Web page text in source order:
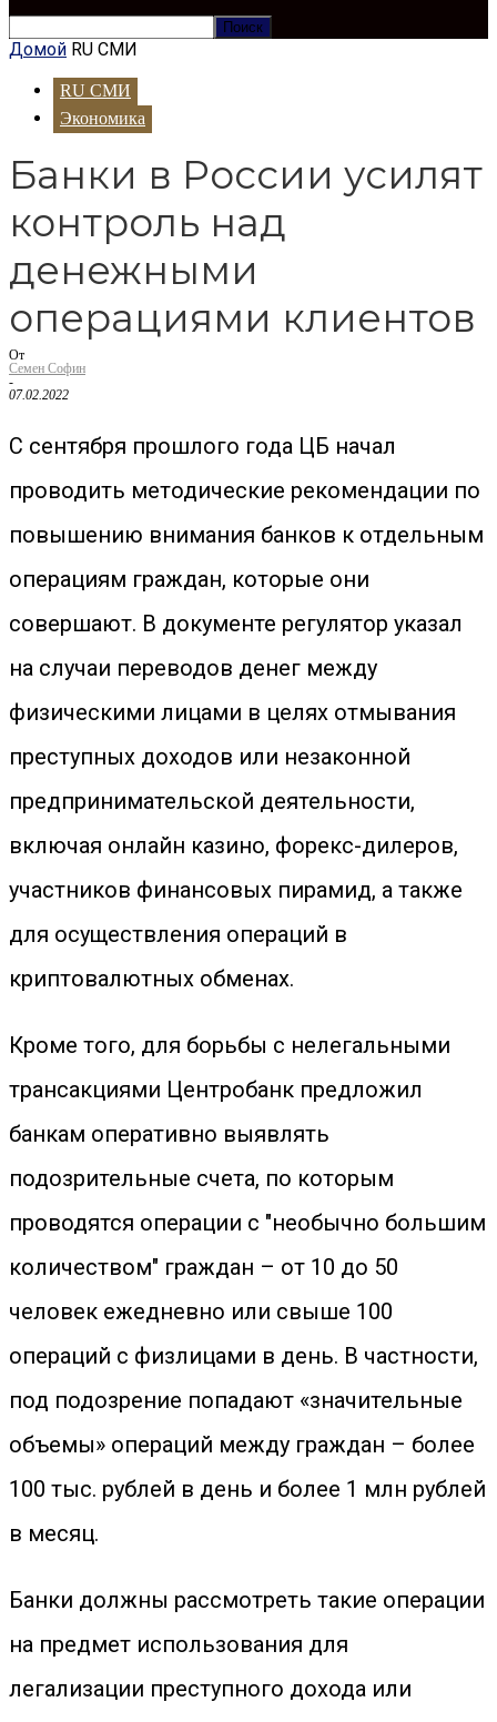
Домой RU СМИ
RU СМИ
Экономика
Банки в России усилят
контроль над
денежными
операциями клиентов
От
Семен Софин
-
07.02.2022
С сентября прошлого года ЦБ начал
проводить методические рекомендации по
повышению внимания банков к отдельным
операциям граждан, которые они
совершают. В документе регулятор указал
на случаи переводов денег между
физическими лицами в целях отмывания
преступных доходов или незаконной
предпринимательской деятельности,
включая онлайн казино, форекс-дилеров,
участников финансовых пирамид, а также
для осуществления операций в
криптовалютных обменах.
Кроме того, для борьбы с нелегальными
трансакциями Центробанк предложил
банкам оперативно выявлять
подозрительные счета, по которым
проводятся операции с "необычно большим
количеством" граждан – от 10 до 50
человек ежедневно или свыше 100
операций с физлицами в день. В частности,
под подозрение попадают «значительные
объемы» операций между граждан – более
100 тыс. рублей в день и более 1 млн рублей
в месяц.
Банки должны рассмотреть такие операции
на предмет использования для
легализации преступного дохода или